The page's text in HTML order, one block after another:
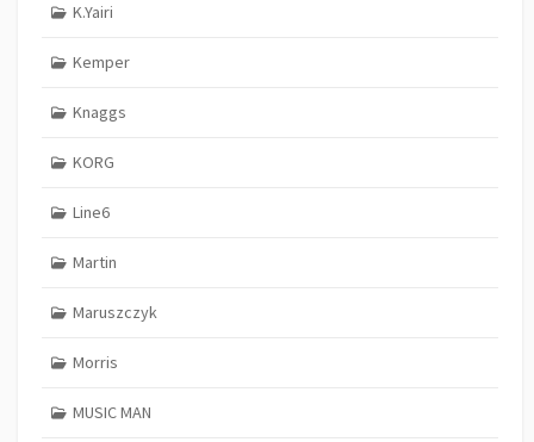
K.Yairi
Kemper
Knaggs
KORG
Line6
Martin
Maruszczyk
Morris
MUSIC MAN